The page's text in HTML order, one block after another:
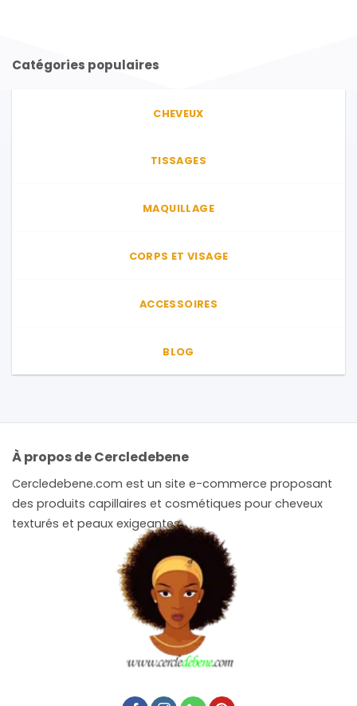
Catégories populaires
CHEVEUX
TISSAGES
MAQUILLAGE
CORPS ET VISAGE
ACCESSOIRES
BLOG
À propos de Cercledebene
Cercledebene.com est un site e-commerce proposant
des produits capillaires et cosmétiques pour cheveux
texturés et peaux exigeantes.